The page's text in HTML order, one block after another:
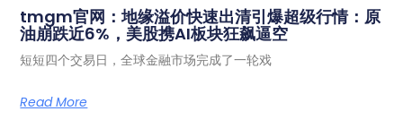
tmgm官网：地缘溢价快速出清引爆超级行情：原
油崩跌近6%，美股携AI板块狂飙逼空
短短四个交易日，全球金融市场完成了一轮戏
Read More